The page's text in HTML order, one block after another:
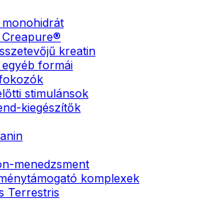
kreatin
formái
stimulánsok
kiegészítők
menedzsment
komplexek
Terrestris